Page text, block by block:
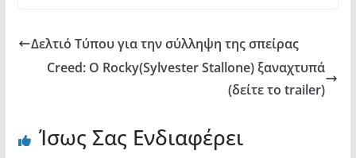
Δελτιό Τύπου για την σύλληψη της σπείρας
Creed: Ο Rocky(Sylvester Stallone) ξαναχτυπά
(δείτε το trailer)
Ίσως Σας Ενδιαφέρει